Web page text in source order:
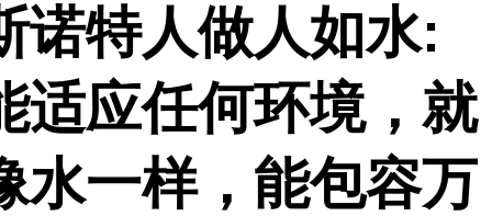
诺特人做人如水:
适应任何环境，就
水一样，能包容万